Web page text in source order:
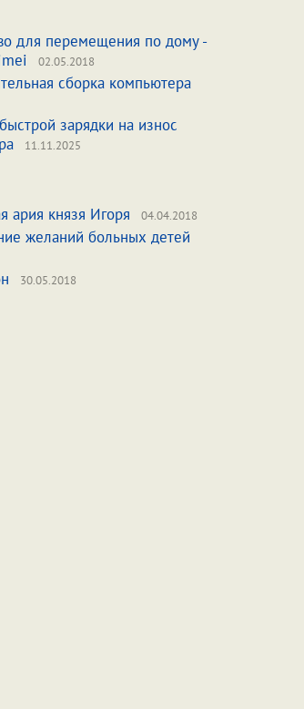
для перемещения по дому -
02.05.2018
сборка компьютера
зарядки на износ
11.11.2025
ария князя Игоря 04.04.2018
желаний больных детей
30.05.2018